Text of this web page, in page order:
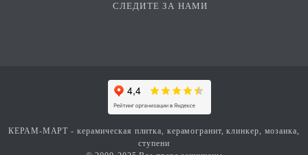
СЛЕДИТЕ ЗА НАМИ
КЕРАМ-МАРТ - керамическая плитка, керамогранит, клинкер, мозаика,
ступени